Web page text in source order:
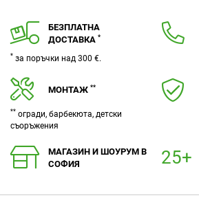
БЕЗПЛАТНА
ДОСТАВКА *
* за поръчки над 300 €.
МОНТАЖ **
** огради, барбекюта, детски
съоръжения
МАГАЗИН И ШОУРУМ В
СОФИЯ